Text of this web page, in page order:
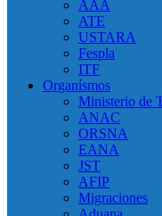
AAA
ATE
USTARA
Fespla
ITF
Organísmos
Ministerio de
ANAC
ORSNA
EANA
JST
AFIP
Migraciones